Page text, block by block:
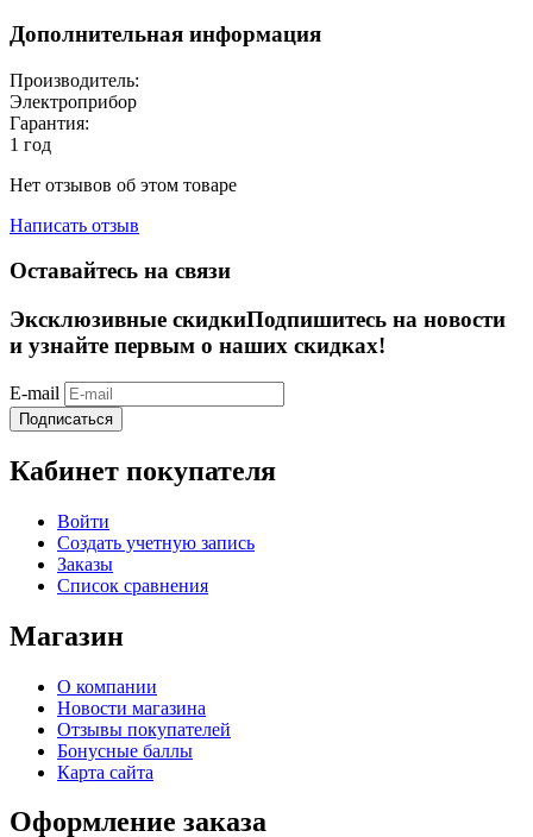
Дополнительная информация
Производитель:
Электроприбор
Гарантия:
1 год
Нет отзывов об этом товаре
Написать отзыв
Оставайтесь на связи
Эксклюзивные скидкиПодпишитесь на новости
и узнайте первым о наших скидках!
E-mail
Подписаться
Кабинет покупателя
Войти
Создать учетную запись
Заказы
Список сравнения
Магазин
О компании
Новости магазина
Отзывы покупателей
Бонусные баллы
Карта сайта
Оформление заказа